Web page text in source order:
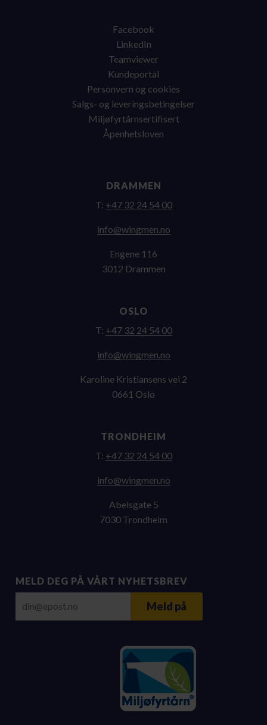
Facebook
LinkedIn
Teamviewer
Kundeportal
Personvern og cookies
Salgs- og leveringsbetingelser
Miljøfyrtårnsertifisert
Åpenhetsloven
DRAMMEN
T: +47 32 24 54 00
on.nemgniw@ofni
Engene 116
3012 Drammen
OSLO
T: +47 32 24 54 00
on.nemgniw@ofni
Karoline Kristiansens vei 2
0661 Oslo
TRONDHEIM
T: +47 32 24 54 00
on.nemgniw@ofni
Abelsgate 5
7030 Trondheim
MELD DEG PÅ VÅRT NYHETSBREV